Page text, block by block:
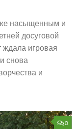
же насыщенным и
досуговой
игровая
снова
и
0